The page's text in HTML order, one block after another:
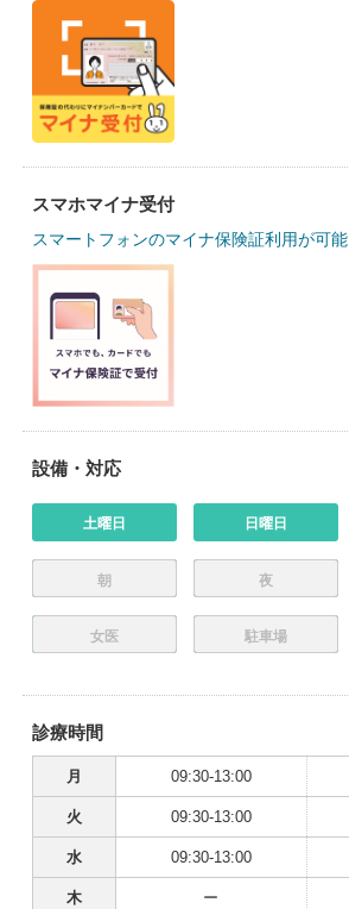
スマホマイナ受付
スマートフォンのマイナ保険証利用が可能
設備・対応
土曜日 日曜日
朝 夜
女医 駐車場
診療時間
月 09:30-13:00
火 09:30-13:00
水 09:30-13:00
木 ー